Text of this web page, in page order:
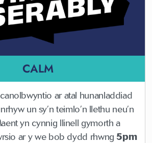
CALM
ar atal hunanladdiad
un sy’n teimlo’n llethu neu’n
yn cynnig llinell gymorth a
ar y we bob dydd rhwng 5pm